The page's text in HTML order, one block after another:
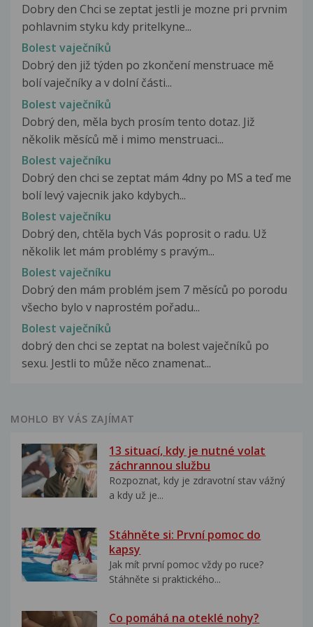
Dobry den Chci se zeptat jestli je mozne pri prvnim
pohlavnim styku kdy pritelkyne...
Bolest vaječníků
Dobrý den již týden po zkončení menstruace mě
bolí vaječníky a v dolní části...
Bolest vaječníků
Dobrý den, měla bych prosím tento dotaz. Již
několik měsíců mě i mimo menstruaci...
Bolest vaječníku
Dobrý den chci se zeptat mám 4dny po MS a teď me
bolí levý vajecnik jako kdybych...
Bolest vaječníku
Dobrý den, chtěla bych Vás poprosit o radu. Už
několik let mám problémy s pravým...
Bolest vaječníku
Dobrý den mám problém jsem 7 měsíců po porodu
všecho bylo v naprostém pořadu...
Bolest vaječníků
dobrý den chci se zeptat na bolest vaječníků po
sexu. Jestli to může něco znamenat...
MOHLO BY VÁS ZAJÍMAT
13 situací, kdy je nutné volat
záchrannou službu
Rozpoznat, kdy je zdravotní stav vážný
a kdy už je...
Stáhněte si: První pomoc do
kapsy
Jak mít první pomoc vždy po ruce?
Stáhněte si praktického...
Co pomáhá na oteklé nohy?